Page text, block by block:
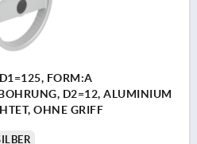
FORM:A
D2=12, ALUMINIUM
OHNE GRIFF